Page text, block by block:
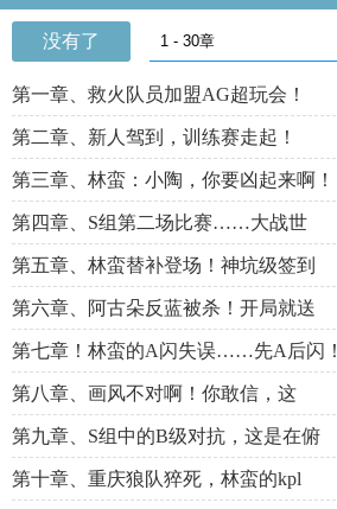
没有了
第一章、救火队员加盟AG超玩会！
第二章、新人驾到，训练赛走起！
第三章、林蛮：小陶，你要凶起来啊！
第四章、S组第二场比赛……大战世
第五章、林蛮替补登场！神坑级签到
第六章、阿古朵反蓝被杀！开局就送
第七章！林蛮的A闪失误……先A后闪！
第八章、画风不对啊！你敢信，这
第九章、S组中的B级对抗，这是在俯
第十章、重庆狼队猝死，林蛮的kpl